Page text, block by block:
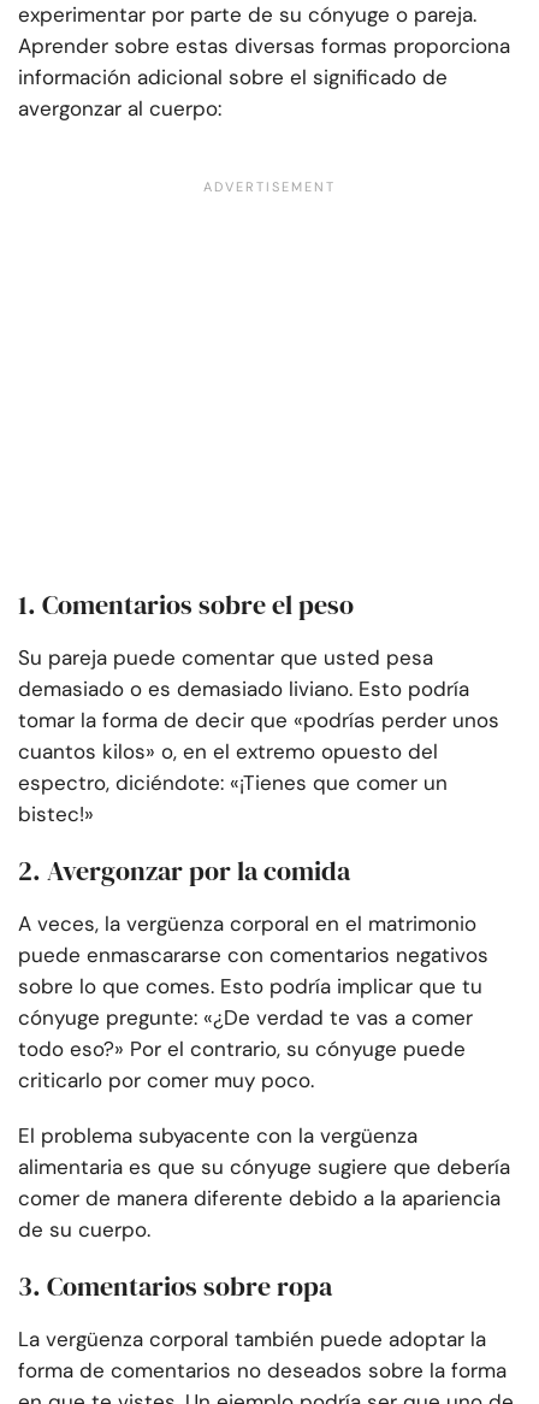
experimentar por parte de su cónyuge o pareja.
Aprender sobre estas diversas formas proporciona
información adicional sobre el significado de
avergonzar al cuerpo:
1. Comentarios sobre el peso
Su pareja puede comentar que usted pesa
demasiado o es demasiado liviano. Esto podría
tomar la forma de decir que «podrías perder unos
cuantos kilos» o, en el extremo opuesto del
espectro, diciéndote: «¡Tienes que comer un
bistec!»
2. Avergonzar por la comida
A veces, la vergüenza corporal en el matrimonio
puede enmascararse con comentarios negativos
sobre lo que comes. Esto podría implicar que tu
cónyuge pregunte: «¿De verdad te vas a comer
todo eso?» Por el contrario, su cónyuge puede
criticarlo por comer muy poco.
El problema subyacente con la vergüenza
alimentaria es que su cónyuge sugiere que debería
comer de manera diferente debido a la apariencia
de su cuerpo.
3. Comentarios sobre ropa
La vergüenza corporal también puede adoptar la
forma de comentarios no deseados sobre la forma